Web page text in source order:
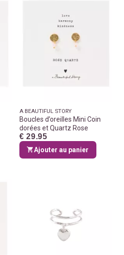
A BEAUTIFUL STORY
Boucles d’oreilles Mini Coin
dorées et Quartz Rose
€ 29.95
Ajouter au panier